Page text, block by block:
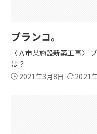
ブランコ。
〈Ａ市某施設新築工事〉
は？
2021年3月8日
2021